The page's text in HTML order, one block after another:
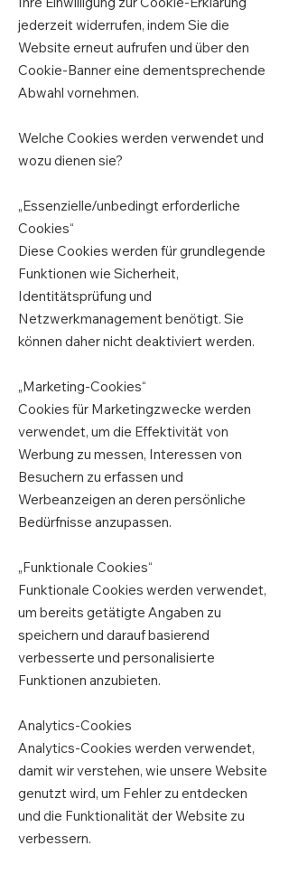
jederzeit widerrufen, indem Sie die
Website erneut aufrufen und über den
Cookie-Banner eine dementsprechende
Abwahl vornehmen.
Welche Cookies werden verwendet und
wozu dienen sie?
„Essenzielle/unbedingt erforderliche
Cookies“
Diese Cookies werden für grundlegende
Funktionen wie Sicherheit,
Identitätsprüfung und
Netzwerkmanagement benötigt. Sie
können daher nicht deaktiviert werden.
„Marketing-Cookies“
Cookies für Marketingzwecke werden
verwendet, um die Effektivität von
Werbung zu messen, Interessen von
Besuchern zu erfassen und
Werbeanzeigen an deren persönliche
Bedürfnisse anzupassen.
„Funktionale Cookies“
Funktionale Cookies werden verwendet,
um bereits getätigte Angaben zu
speichern und darauf basierend
verbesserte und personalisierte
Funktionen anzubieten.
Analytics-Cookies
Analytics-Cookies werden verwendet,
damit wir verstehen, wie unsere Website
genutzt wird, um Fehler zu entdecken
und die Funktionalität der Website zu
verbessern.